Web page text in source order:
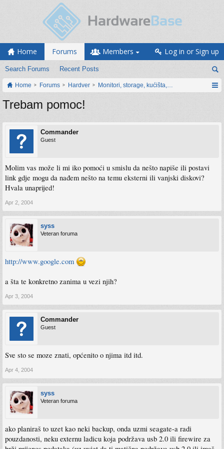
Home Forums
Search Forums Recent Posts
Members Log in or Sign up
Home Forums Hardver Monitori, storage, kućišta, periferija
Trebam pomoc!
Commander
Guest
Molim vas može li mi iko pomoći u smislu da nešto napiše ili postavi
link gdje mogu da nađem nešto na temu eksterni ili vanjski diskovi?
Hvala unaprijed!
Apr 2, 2004
syss
Veteran foruma
http://www.google.com
a šta te konkretno zanima u vezi njih?
Apr 3, 2004
Commander
Guest
Sve sto se moze znati, općenito o njima itd itd.
Apr 4, 2004
syss
Veteran foruma
ako planiraš to uzet kao neki backup, onda uzmi seagate-a radi
pouzdanosti, neku externu ladicu koja podržava usb 2.0 ili firewire za